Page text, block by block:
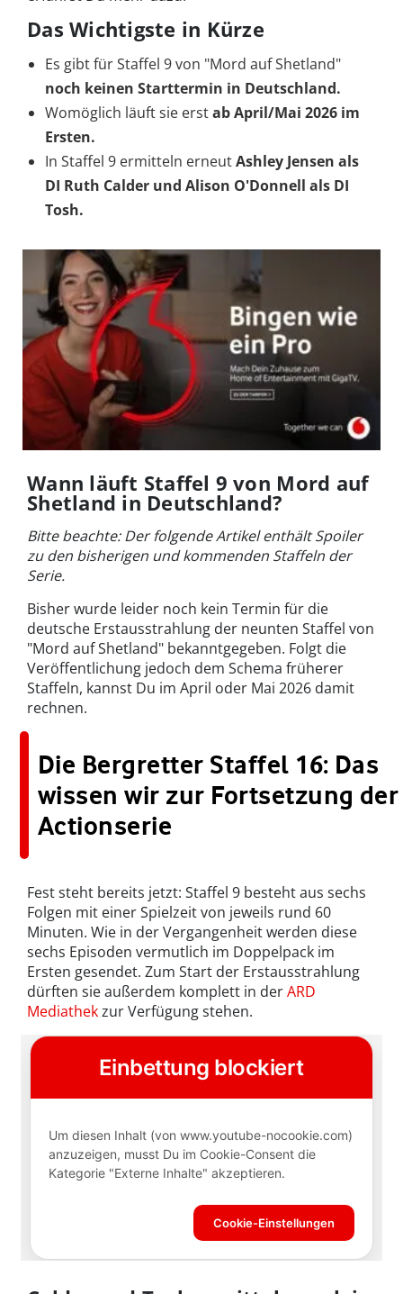
Das Wichtigste in Kürze
Es gibt für Staffel 9 von "Mord auf Shetland"
noch keinen Starttermin in Deutschland.
Womöglich läuft sie erstab April/Mai 2026 im
Ersten.
In Staffel 9 ermitteln erneutAshley Jensen als
DI Ruth Calder und Alison O'Donnell als DI
Tosh.
Wann läuft Staffel 9 von Mord auf
Shetland in Deutschland?
Bitte beachte: Der folgende Artikel enthält Spoiler
zu den bisherigen und kommenden Staffeln der
Serie.
Bisher wurde leider noch kein Termin für die
deutsche Erstausstrahlung der neunten Staffel von
"Mord auf Shetland" bekanntgegeben. Folgt die
Veröffentlichung jedoch dem Schema früherer
Staffeln, kannst Du im April oder Mai 2026 damit
rechnen.
Die Bergretter Staffel 16: Das
wissen wir zur Fortsetzung der
Actionserie
Fest steht bereits jetzt: Staffel 9 besteht aus sechs
Folgen mit einer Spielzeit von jeweils rund 60
Minuten. Wie in der Vergangenheit werden diese
sechs Episoden vermutlich im Doppelpack im
Ersten gesendet. Zum Start der Erstausstrahlung
dürften sie außerdem komplett in derARD
Mediathekzur Verfügung stehen.